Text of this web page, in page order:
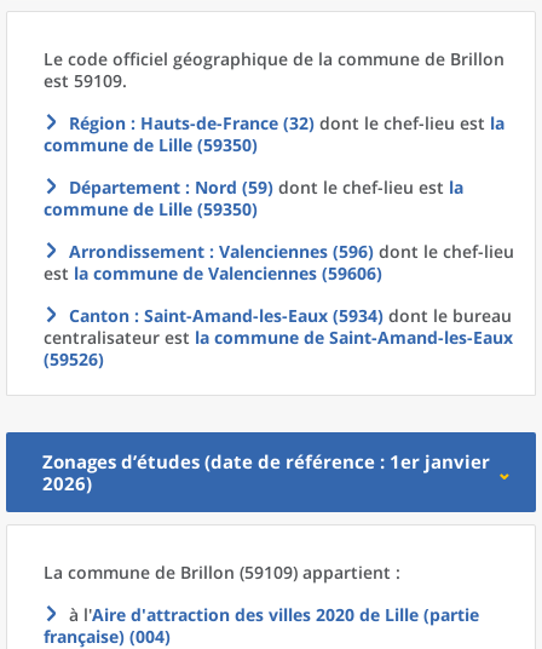
Le code officiel géographique de la commune de Brillon
est 59109.
Région : Hauts-de-France (32) dont le chef-lieu est la
commune de Lille (59350)
Département : Nord (59) dont le chef-lieu est la
commune de Lille (59350)
Arrondissement : Valenciennes (596) dont le chef-lieu
est la commune de Valenciennes (59606)
Canton : Saint-Amand-les-Eaux (5934) dont le bureau
centralisateur est la commune de Saint-Amand-les-Eaux
(59526)
Zonages d’études (date de référence : 1er janvier
2026)
La commune de Brillon (59109) appartient :
à l'Aire d'attraction des villes 2020 de Lille (partie
française) (004)